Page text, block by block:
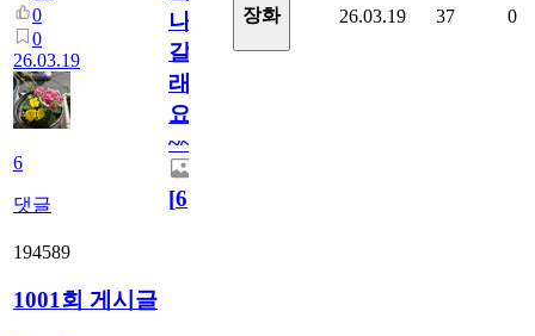
0
0
26.03.19
6
댓글
나
갈
래
요
~~
[6]
장화 26.03.19 37 0
194589
1001회 게시글